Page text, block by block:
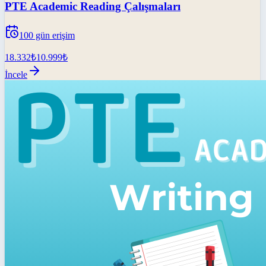
PTE Academic Reading Çalışmaları
100 gün erişim
18.332₺10.999₺
İncele